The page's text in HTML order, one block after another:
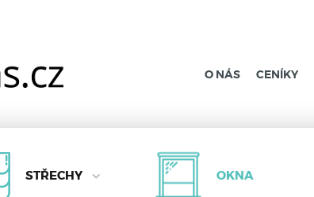
O NÁS CENÍKY
STŘECHY OKNA